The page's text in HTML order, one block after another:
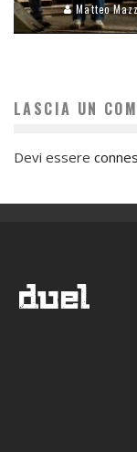
Matteo
LASCIA UN
Devi essere